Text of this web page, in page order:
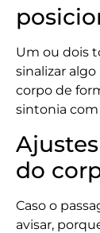
Um ou dois
sinalizar
corpo de
sintonia
do
Caso o
avisar,